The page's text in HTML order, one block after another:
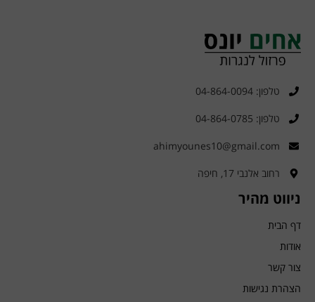
טלפון: 04-864-0094
טלפון: 04-864-0785
ahimyounes10@gmail.com
רחוב אלנבי 17, חיפה
ניווט מהיר
דף הבית
אודות
צור קשר
הצהרת נגישות